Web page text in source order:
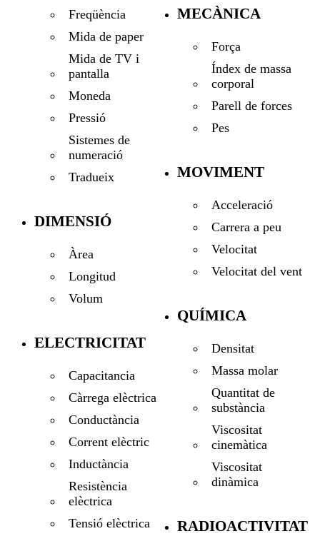
Freqüència
Mida de paper
Mida de TV i
pantalla
Moneda
Pressió
Sistemes de
numeració
Tradueix
DIMENSIÓ
Àrea
Longitud
Volum
ELECTRICITAT
Capacitancia
Càrrega elèctrica
Conductància
Corrent elèctric
Inductància
Resistència
elèctrica
Tensió elèctrica
MECÀNICA
Força
Índex de massa
corporal
Parell de forces
Pes
MOVIMENT
Acceleració
Carrera a peu
Velocitat
Velocitat del vent
QUÍMICA
Densitat
Massa molar
Quantitat de
substància
Viscositat
cinemàtica
Viscositat
dinàmica
RADIOACTIVITAT